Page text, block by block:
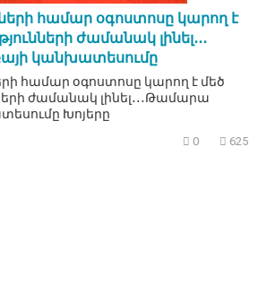
համար օգոստոսը կարող է
ժամանակ լինել․․․
կանխատեսումը
համար օգոստոսը կարող է մեծ
ժամանակ լինել․․․Թամարա
Խոյերը
0 625